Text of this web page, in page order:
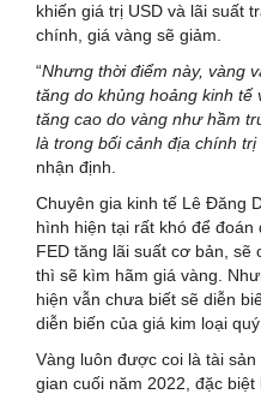
khiến giá trị USD và lãi suất
chính, giá vàng sẽ giảm.
“Nhưng thời điểm này, vàng
tăng do khủng hoảng kinh tế
tăng cao do vàng như hầm
là trong bối cảnh địa chính
nhận định.
Chuyên gia kinh tế Lê Đăng
hình hiện tại rất khó để
FED tăng lãi suất cơ bản, sẽ
thì sẽ kìm hãm giá vàng.
hiện vẫn chưa biết sẽ diễn
diễn biến của giá kim loại
Vàng luôn được coi là tài
gian cuối năm 2022, đặc